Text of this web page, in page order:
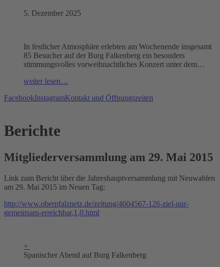
5. Dezember 2025
In festlicher Atmosphäre erlebten am Wochenende insgesamt
85 Besucher auf der Burg Falkenberg ein besonders
stimmungsvolles vorweihnachtliches Konzert unter dem…
weiter lesen…
FacebookInstagramKontakt und Öffnungszeiten
Berichte
Mitgliederversammlung am 29. Mai 2015
Link zum Bericht über die Jahreshauptversammlung mit Neuwahlen
am 29. Mai 2015 im Neuen Tag:
http://www.oberpfalznetz.de/zeitung/4604567-126-ziel-nur-
gemeinsam-erreichbar,1,0.html
+
Spanischer Abend auf Burg Falkenberg